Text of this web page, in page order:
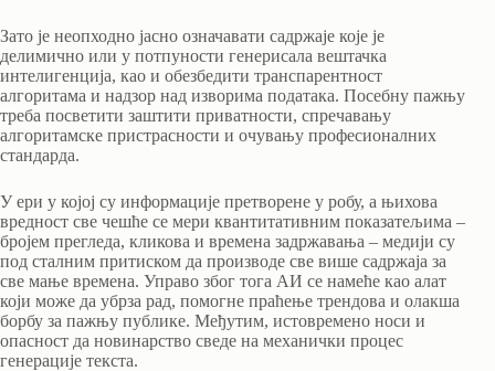
Зато је неопходно јасно означавати садржаје које је
делимично или у потпуности генерисала вештачка
интелигенција, као и обезбедити транспарентност
алгоритама и надзор над изворима података. Посебну пажњу
треба посветити заштити приватности, спречавању
алгоритамске пристрасности и очувању професионалних
стандарда.
У ери у којој су информације претворене у робу, а њихова
вредност све чешће се мери квантитативним показатељима –
бројем прегледа, кликова и времена задржавања – медији су
под сталним притиском да производе све више садржаја за
све мање времена. Управо због тога АИ се намеће као алат
који може да убрза рад, помогне праћење трендова и олакша
борбу за пажњу публике. Међутим, истовремено носи и
опасност да новинарство сведе на механички процес
генерације текста.